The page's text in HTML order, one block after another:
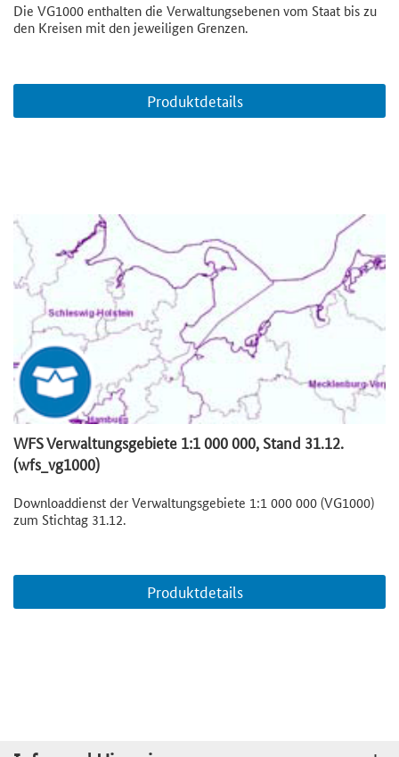
Die VG1000 enthalten die Verwaltungsebenen vom Staat bis zu
den Kreisen mit den jeweiligen Grenzen.
Produktdetails
WFS Verwaltungsgebiete 1:1 000 000, Stand 31.12.
(wfs_vg1000)
Downloaddienst der Verwaltungsgebiete 1:1 000 000 (VG1000)
zum Stichtag 31.12.
Produktdetails